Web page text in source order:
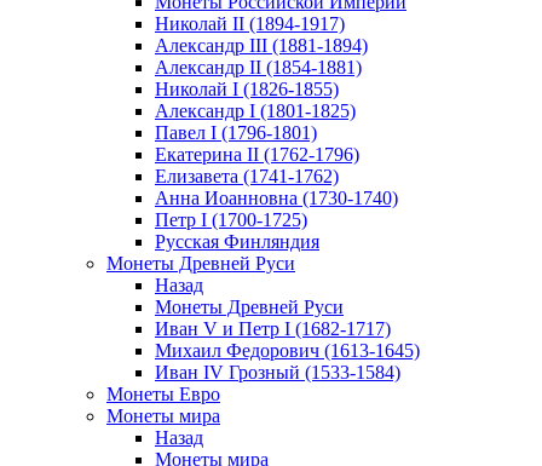
Николай II (1894-1917)
Александр III (1881-1894)
Александр II (1854-1881)
Николай I (1826-1855)
Александр I (1801-1825)
Павел I (1796-1801)
Екатерина II (1762-1796)
Елизавета (1741-1762)
Анна Иоанновна (1730-1740)
Петр I (1700-1725)
Русская Финляндия
Монеты Древней Руси
Назад
Монеты Древней Руси
Иван V и Петр I (1682-1717)
Михаил Федорович (1613-1645)
Иван IV Грозный (1533-1584)
Монеты Евро
Монеты мира
Назад
Монеты мира